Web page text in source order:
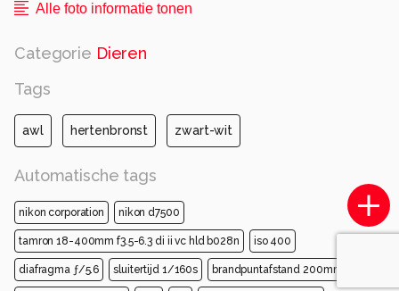
Alle foto informatie tonen
Categorie Dieren
Tags
awl hertenbronst zwart-wit
Automatische tags
nikon corporation nikon d7500
tamron 18-400mm f3.5-6.3 di ii vc hld b028n iso 400
diafragma ƒ/5.6 sluitertijd 1/160s brandpuntafstand 200mm